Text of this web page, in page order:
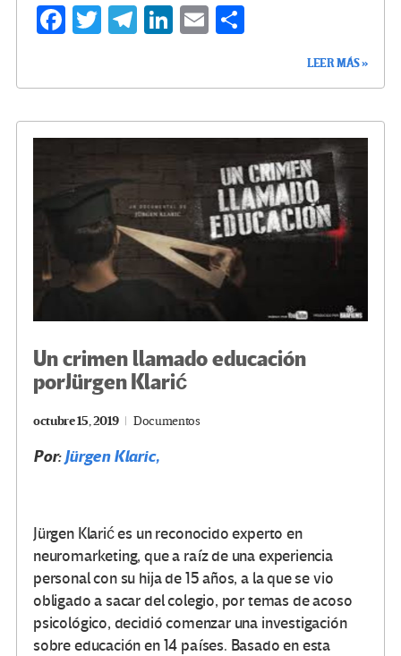
Fa
o
T
Te
m
Li
n
E
ar
tir
LEER MÁS »
Un crimen llamado educación
porJürgen Klarić
octubre 15, 2019 Documentos
Por:Jürgen Klaric,
Jürgen Klarić es un reconocido experto en
neuromarketing, que a raíz de una experiencia
personal con su hija de 15 años, a la que se vio
obligado a sacar del colegio, por temas de acoso
psicológico, decidió comenzar una investigación
sobre educación en 14 países. Basado en esta